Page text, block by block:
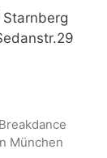
München